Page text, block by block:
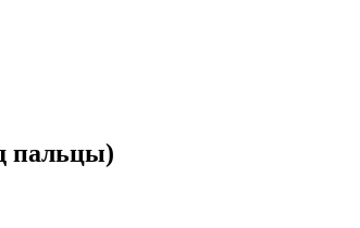
пальцы)